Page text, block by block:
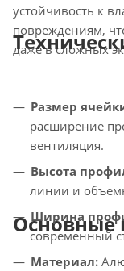
устойчивость к
повреждениям,
даже в сложных
Размер
расширение
вентиляция.
Высота
линии и
Ширина
современный
Материал:
Основные